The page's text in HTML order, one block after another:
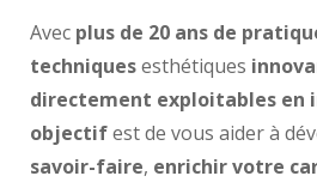
Avec plus de 20 ans de
techniquesesthétiques
directement exploitables en
objectifest de vous aider à
savoir-faire, enrichir votre